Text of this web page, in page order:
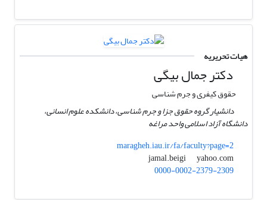
هیات تحریریه
دکتر جمال بیگی
حقوق کیفری و جرم شناسی
دانشیار گروه حقوق جزا و جرم شناسی، دانشکده علوم انسانی،
دانشگاه آزاد اسلامی واحد مراغه
maragheh.iau.ir/fa/faculty?page=2
jamal.beigi
yahoo.com
0000-0002-2379-2309